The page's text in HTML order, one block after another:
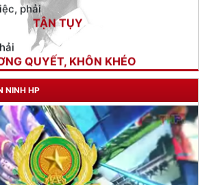
QUYẾT, KHÔN KHÉO
thư Chủ tịch Hồ Chí Minh
gửi Công an Khu XII,
11 tháng 3 năm 1948.
NINH HP